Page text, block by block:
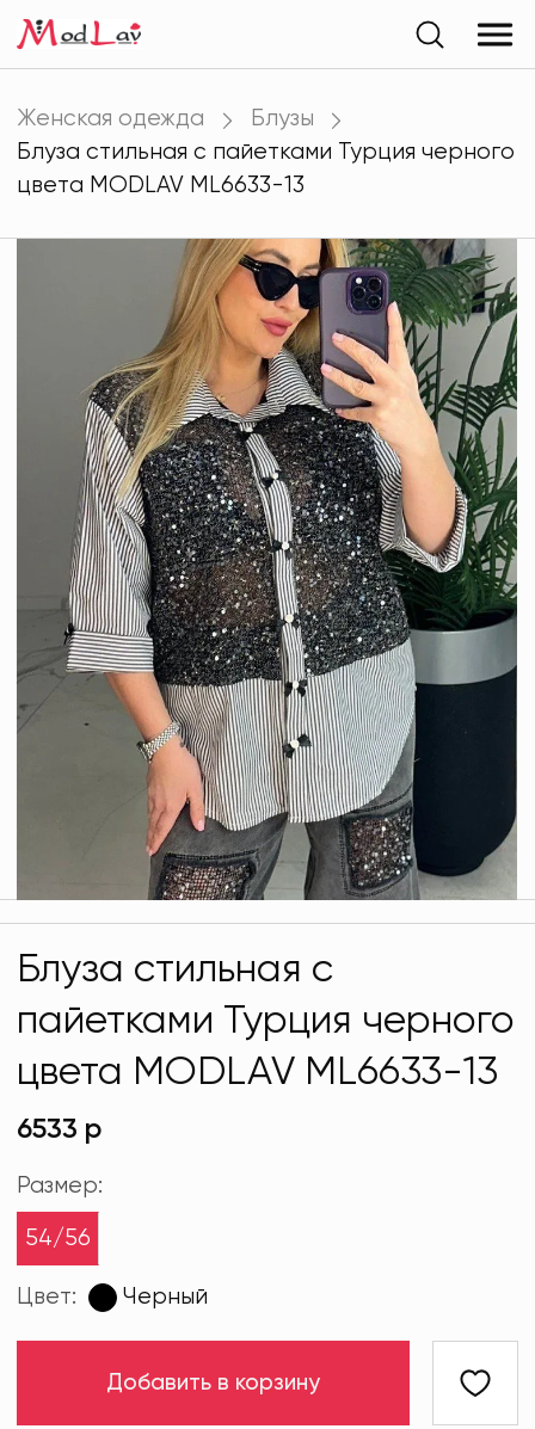
Женская одежда
Блузы
Блуза стильная с пайетками Турция черного
цвета MODLAV ML6633-13
Блуза стильная с
пайетками Турция черного
цвета MODLAV ML6633-13
6533 р
Размер:
54/56
Цвет: Черный
Добавить в корзину